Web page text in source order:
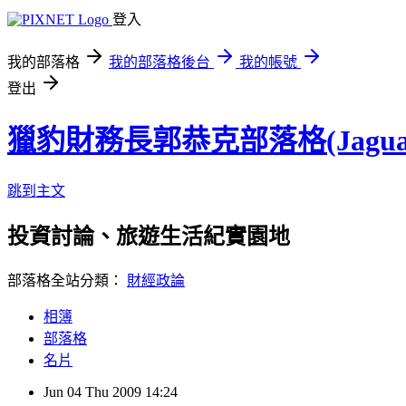
登入
我的部落格 我的部落格後台
我的帳號
登出
獵豹財務長郭恭克部落格
跳到主文
投資討論、旅遊生活紀實園地
部落格全站分類： 財經政論
相簿
部落格
名片
Jun 04 Thu 2009 14:24